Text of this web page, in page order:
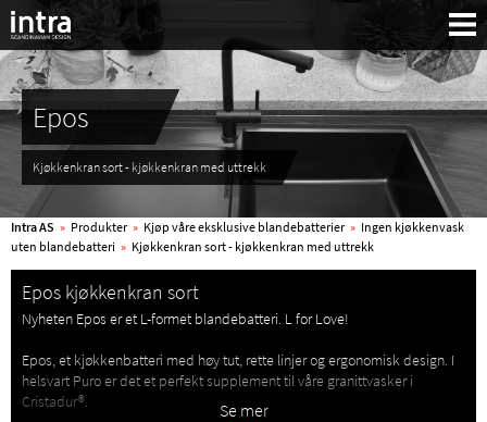
Epos
Kjøkkenkran sort - kjøkkenkran med uttrekk
Intra AS » Produkter » Kjøp våre eksklusive blandebatterier » Ingen kjøkkenvask
uten blandebatteri » Kjøkkenkran sort - kjøkkenkran med uttrekk
Epos kjøkkenkran sort
Nyheten Epos er et L-formet blandebatteri. L for Love!
Epos, et kjøkkenbatteri med høy tut, rette linjer og ergonomisk design. I
helsvart Puro er det et perfekt supplement til våre granittvasker i
Cristadur®.
Se mer